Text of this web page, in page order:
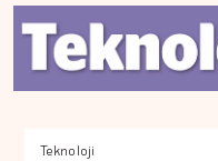
Teknoloji